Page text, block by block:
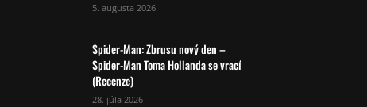
5. augusta 2026
Spider-Man: Zbrusu nový den –
Spider-Man Toma Hollanda se vrací
(Recenze)
28. júla 2026